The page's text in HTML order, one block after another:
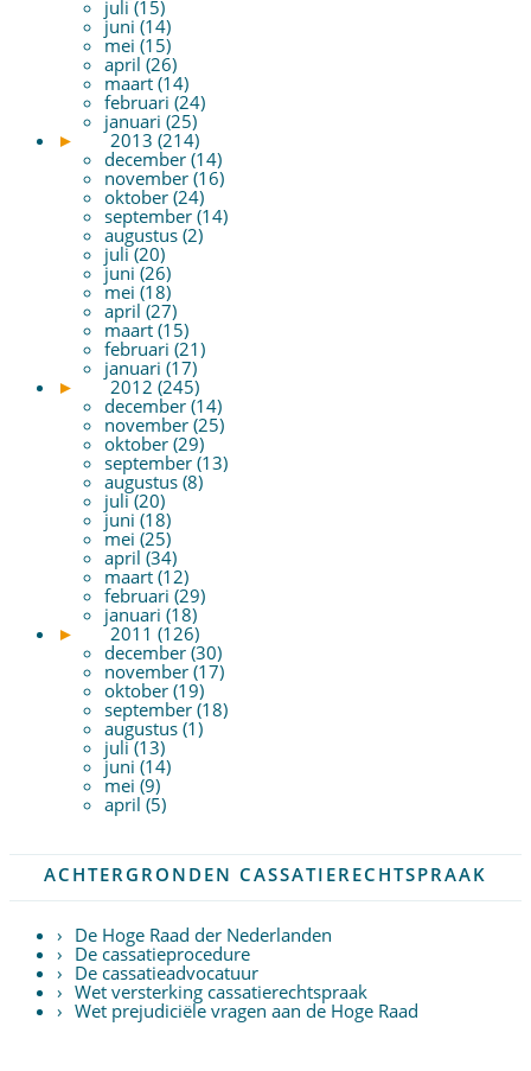
juli (15)
juni (14)
mei (15)
april (26)
maart (14)
februari (24)
januari (25)
►
2013 (214)
december (14)
november (16)
oktober (24)
september (14)
augustus (2)
juli (20)
juni (26)
mei (18)
april (27)
maart (15)
februari (21)
januari (17)
►
2012 (245)
december (14)
november (25)
oktober (29)
september (13)
augustus (8)
juli (20)
juni (18)
mei (25)
april (34)
maart (12)
februari (29)
januari (18)
►
2011 (126)
december (30)
november (17)
oktober (19)
september (18)
augustus (1)
juli (13)
juni (14)
mei (9)
april (5)
ACHTERGRONDEN CASSATIERECHTSPRAAK
De Hoge Raad der Nederlanden
De cassatieprocedure
De cassatieadvocatuur
Wet versterking cassatierechtspraak
Wet prejudiciële vragen aan de Hoge Raad